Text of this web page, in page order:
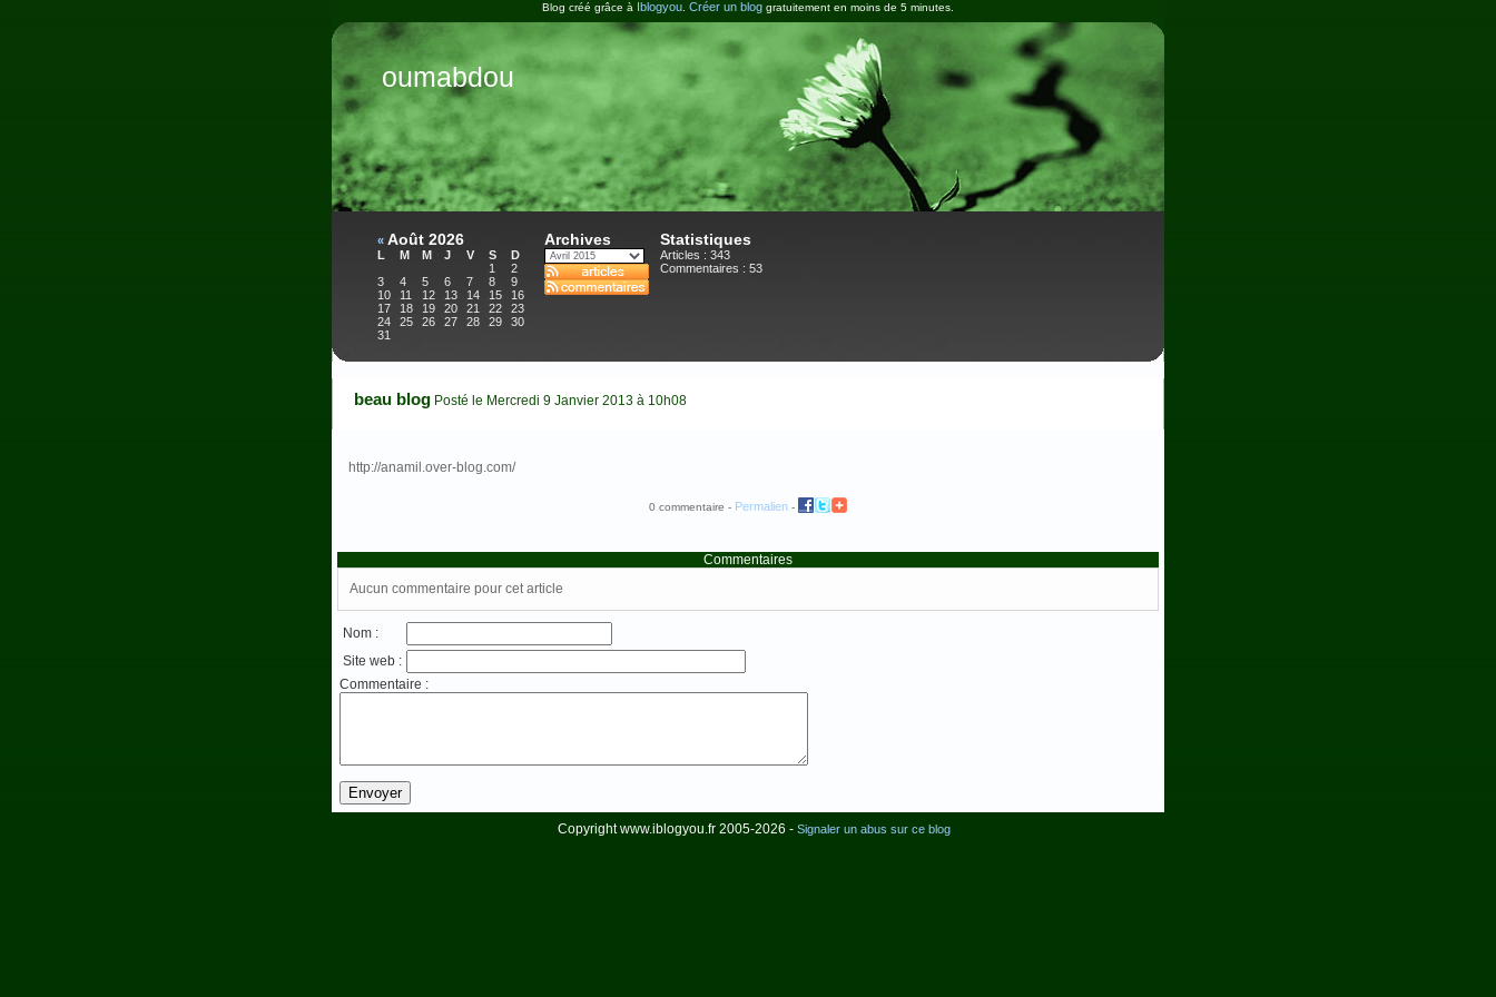
Blog créé grâce à Iblogyou Créer un blog gratuitement en moins de 5 minutes.
oumabdou
« Août 2026
L M M J V S
D
1
2
3
4 5 6 7 8
9
10
11 12 13 14 15
16
17
18 19 20 21 22
23
24
25 26 27 28 29
30
31
Archives Statistiques
Articles : 343
Commentaires : 53
beau blog Posté le Mercredi 9 Janvier 2013 à 10h08
http://anamil.over-blog.com/
0 commentaire - Permalien -
Commentaires
Aucun commentaire pour cet article
Nom :
Site web :
Commentaire :
Copyright www.iblogyou.fr 2005-2026 - Signaler un abus sur ce blog